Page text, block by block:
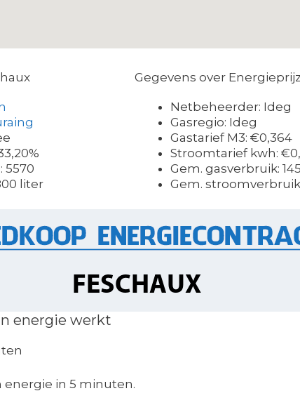
5570
liter
Gegevens over
Netbeheerder: Ideg
Gasregio: Ideg
Gastarief M3: €0,364
Stroomtarief kwh:
Gem. gasverbruik:
Gem.
energie werkt
energie in 5 minuten.